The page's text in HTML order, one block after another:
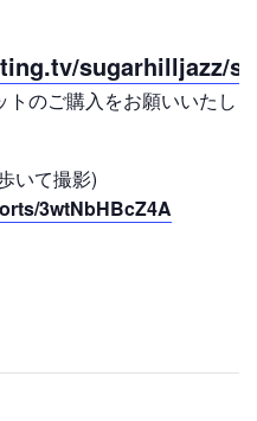
sugarhilljazz/
トのご購入をお願いいたし
いて撮影)
3wtNbHBcZ4A